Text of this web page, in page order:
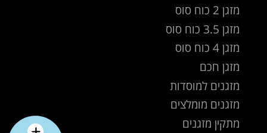
מזגן 2 כוח סוס
מזגן 3.5 כוח סוס
מזגן 4 כוח סוס
מזגן חכם
מזגנים למוסדות
מזגנים מומלצים
מתקין מזגנים